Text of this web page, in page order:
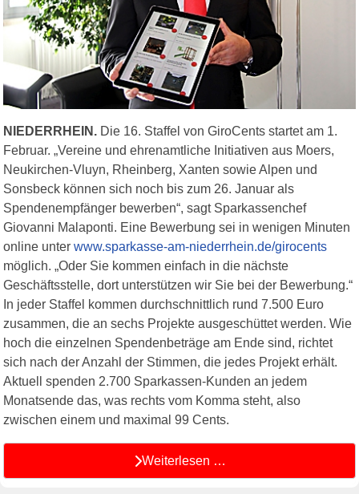
NIEDERRHEIN. Die 16. Staffel von GiroCents startet am 1.
Februar. „Vereine und ehrenamtliche Initiativen aus Moers,
Neukirchen-Vluyn, Rheinberg, Xanten sowie Alpen und
Sonsbeck können sich noch bis zum 26. Januar als
Spendenempfänger bewerben“, sagt Sparkassenchef
Giovanni Malaponti. Eine Bewerbung sei in wenigen Minuten
online unter www.sparkasse-am-niederrhein.de/girocents
möglich. „Oder Sie kommen einfach in die nächste
Geschäftsstelle, dort unterstützen wir Sie bei der Bewerbung.“
In jeder Staffel kommen durchschnittlich rund 7.500 Euro
zusammen, die an sechs Projekte ausgeschüttet werden. Wie
hoch die einzelnen Spendenbeträge am Ende sind, richtet
sich nach der Anzahl der Stimmen, die jedes Projekt erhält.
Aktuell spenden 2.700 Sparkassen-Kunden an jedem
Monatsende das, was rechts vom Komma steht, also
zwischen einem und maximal 99 Cents.
Weiterlesen …